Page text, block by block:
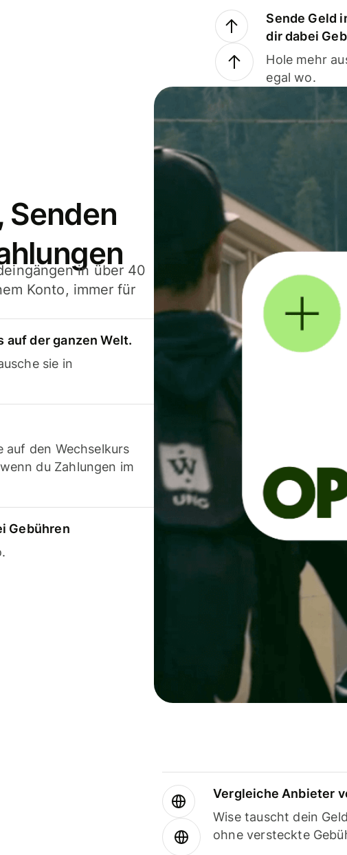
Sende Geld
dir dabei
Hole mehr
egal wo.
Senden
in über 40
Konto, immer für
auf der ganzen Welt.
sie in
auf den Wechselkurs
du Zahlungen im
Gebühren
Vergleiche Anbieter
Wise tauscht dein
ohne versteckte